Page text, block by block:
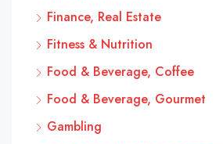
Finance, Real Estate
Fitness & Nutrition
Food & Beverage, Coffee
Food & Beverage, Gourmet
Gambling